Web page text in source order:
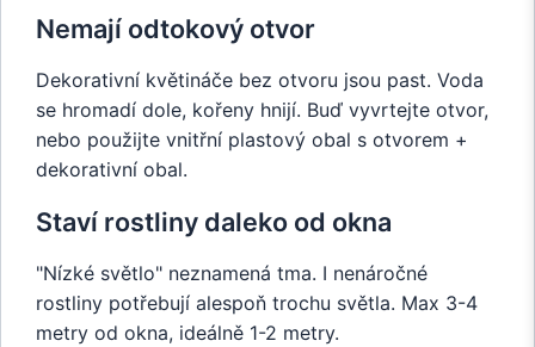
Nemají odtokový otvor
Dekorativní květináče bez otvoru jsou past. Voda
se hromadí dole, kořeny hnijí. Buď vyvrtejte otvor,
nebo použijte vnitřní plastový obal s otvorem +
dekorativní obal.
Staví rostliny daleko od okna
"Nízké světlo" neznamená tma. I nenáročné
rostliny potřebují alespoň trochu světla. Max 3-4
metry od okna, ideálně 1-2 metry.